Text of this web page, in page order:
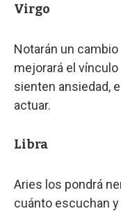
Virgo
Notarán un
mejorará el
sienten ansiedad,
actuar.
Libra
Aries los pondrá
cuánto escuchan